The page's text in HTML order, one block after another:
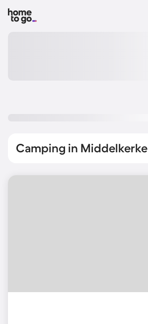
Camping in Middelkerke